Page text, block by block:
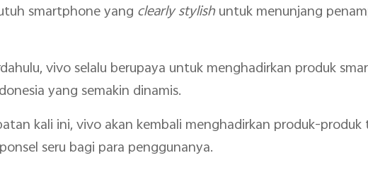
smartphone yang clearly stylishuntuk menunjang
vivo selalu berupaya untuk menghadirkan produk
yang semakin dinamis.
kali ini, vivo akan kembali menghadirkan produk-
seru bagi para penggunanya.